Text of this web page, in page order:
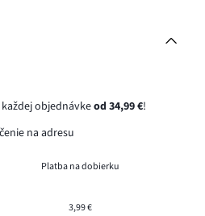
objednávkeod 34,99 €!
na adresu
Platba na dobierku
3,99 €